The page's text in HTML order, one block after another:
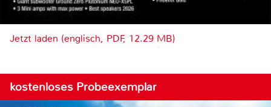
Jetzt laden (englisch, PDF, 12.29 MB)
kostenloses Probeexemplar